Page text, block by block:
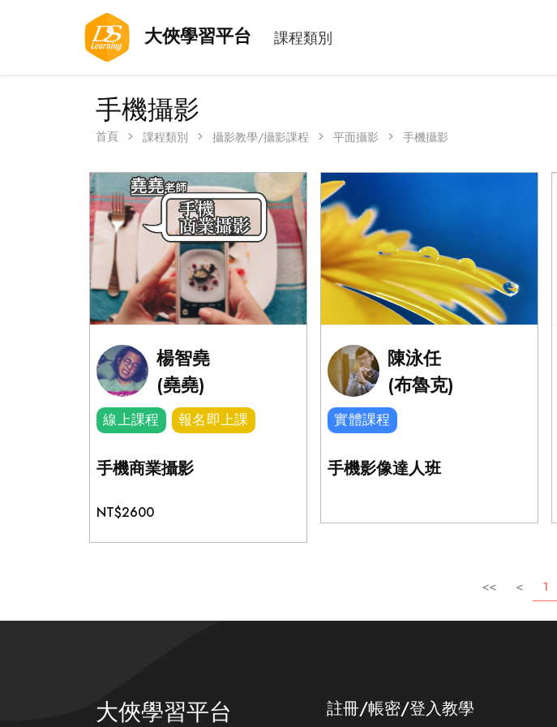
大俠學習平台 課程類別
手機攝影
首頁 課程類別 攝影教學/攝影課程 平面攝影 手機攝影
楊智堯
(堯堯)
線上課程 報名即上課
手機商業攝影
NT$2600
陳泳任
(布魯克)
實體課程
手機影像達人班
<< < 1
大俠學習平台 註冊/帳密/登入教學